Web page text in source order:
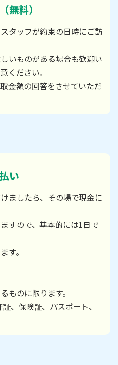
無料）
タッフが約束の日時にご訪
いものがある場合も歓迎い
ください。
金額の回答をさせていただ
い
ましたら、その場で現金に
すので、基本的には1日で
す。
ものに限ります。
、保険証、パスポート、